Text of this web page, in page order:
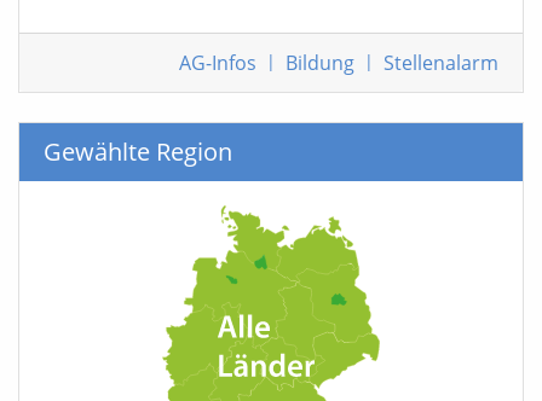
AG-Infos | Bildung | Stellenalarm
Gewählte Region